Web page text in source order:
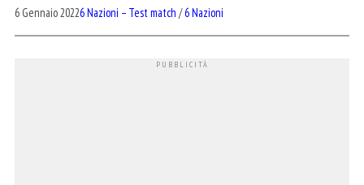
6 Gennaio 20226 Nazioni – Test match /6 Nazioni